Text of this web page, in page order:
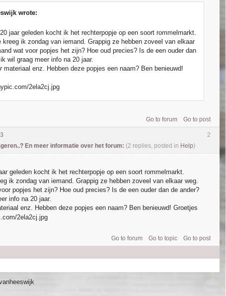
wrote:
jaar geleden kocht ik het rechterpopje op een soort rommelmarkt.
kreeg ik zondag van iemand. Grappig ze hebben zoveel van elkaar
wat voor popjes het zijn? Hoe oud precies? Is de een ouder dan
wil graag meer info na 20 jaar.
materiaal enz. Hebben deze popjes een naam? Ben benieuwd!
Go to forum Go to post
2
En meer informatie over het forum: (2 replies, posted in Help)
geleden kocht ik het rechterpopje op een soort rommelmarkt.
ik zondag van iemand. Grappig ze hebben zoveel van elkaar weg.
popjes het zijn? Hoe oud precies? Is de een ouder dan de ander?
info na 20 jaar.
enz. Hebben deze popjes een naam? Ben benieuwd! Groetjes
Go to forum Go to topic Go to post